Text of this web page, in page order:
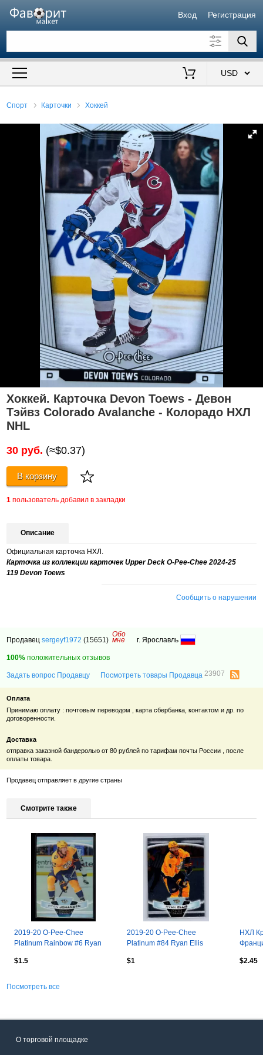
Вход Регистрация
Искать также в описании
Спорт Карточки Хоккей
Хоккей. Карточка Devon Toews - Девон
Тэйвз Colorado Avalanche - Колорадо НХЛ
NHL
30 руб. (≈$0.37)
В корзину
1 пользователь добавил в закладки
Описание
Официальная карточка НХЛ.
Карточка из коллекции карточек Upper Deck O-Pee-Chee 2024-25
119 Devon Toews
Сообщить о нарушении
Продавецsergeyf1972 (15651)
Обо
мне г. Ярославль
100% положительных отзывов
Задать вопрос Продавцу Посмотреть товары Продавца23907
Оплата
Принимаю оплату : почтовым переводом , карта сбербанка, контактом и др. по
договоренности.
Доставка
отправка заказной бандеролью от 80 рублей по тарифам почты России , после
оплаты товара.
Продавец отправляет в другие страны
Смотрите также
2019-20 O-Pee-Chee
Platinum Rainbow #6 Ryan
$1.5
2019-20 O-Pee-Chee
Platinum #84 Ryan Ellis
$1
НХЛ
$2.45
Посмотреть все
О торговой площадке